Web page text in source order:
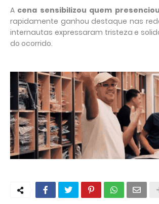
A cena sensibilizou quem
rapidamente ganhou destaque nas
internautas expressaram tristeza e
do ocorrido.